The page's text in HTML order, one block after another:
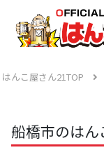
はんこ屋さん21TOP
船橋市のは